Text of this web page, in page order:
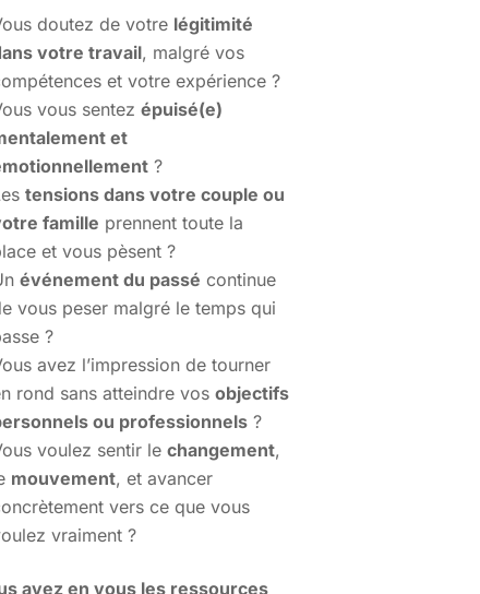
doutez de votre légitimité
votre travail, malgré vos
et votre expérience ?
vous sentezépuisé(e)
et
?
tensions dans votre couple ou
famille prennent toute la
et vous pèsent ?
événement du passé continue
vous peser malgré le temps qui
?
avez l’impression de tourner
rond sans atteindre vosobjectifs
ou professionnels ?
voulez sentir lechangement,
mouvement, et avancer
vers ce que vous
vraiment ?
avez en vous les ressources